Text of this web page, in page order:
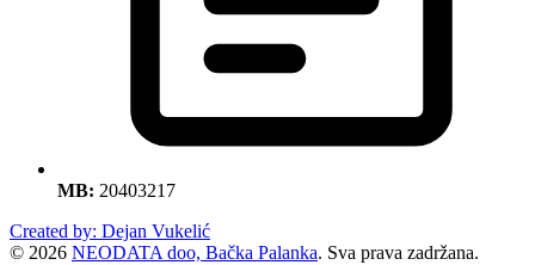
MB: 20403217
Created by: Dejan Vukelić
© 2026 NEODATA doo, Bačka Palanka. Sva prava zadržana.